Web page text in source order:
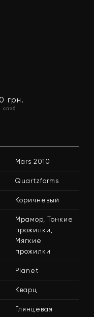
77 220 грн.
Цена за слэб
Mars 2010
Quartzforms
Коричневый
Мрамор, Тонкие
прожилки,
Мягкие
прожилки
Planet
Кварц
Глянцевая